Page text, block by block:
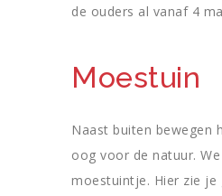
de ouders al vanaf 4
Moestuin
Naast buiten bewegen
oog voor de natuur.
moestuintje. Hier zie